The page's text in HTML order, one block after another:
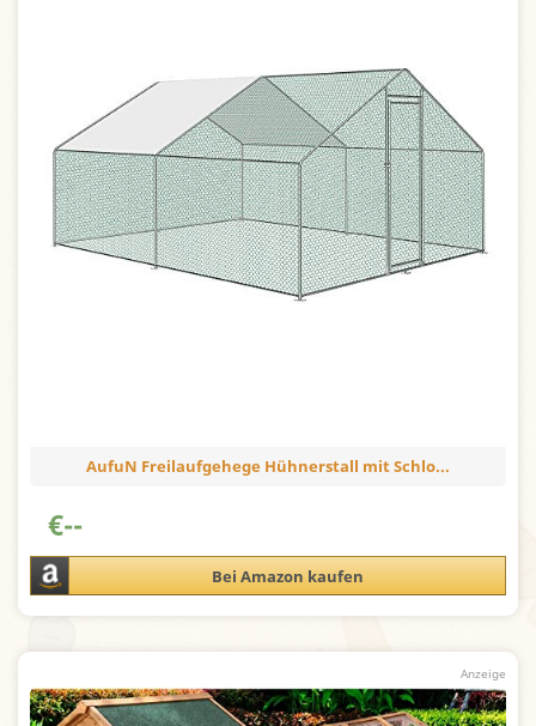
AufuN Freilaufgehege Hühnerstall mit Schlo...
€--
Bei Amazon kaufen